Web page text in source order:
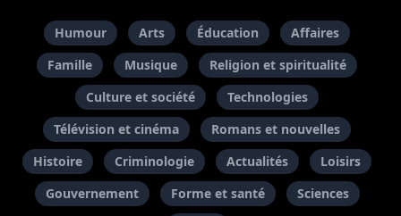
Humour Arts Éducation
Affaires
Famille
Musique
Religion et spiritualité
Culture et société
Technologies
Télévision et cinéma
Romans et nouvelles
Histoire
Criminologie Actualités
Loisirs
Gouvernement
Forme et santé
Sciences